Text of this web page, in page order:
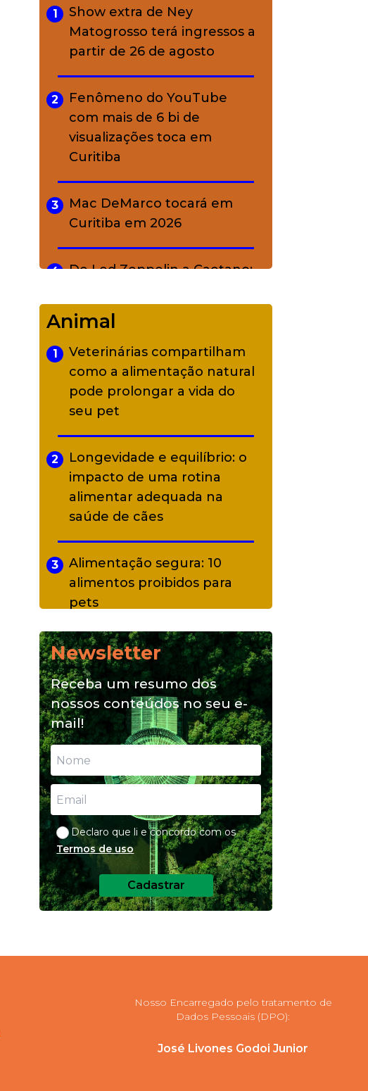
A ciência por trás da
skincare: a função de cada
ativo
1
Show extra de Ney
Matogrosso terá ingressos a
partir de 26 de agosto
2
Fenômeno do YouTube
com mais de 6 bi de
visualizações toca em
Curitiba
3
Mac DeMarco tocará em
Curitiba em 2026
4
De Led Zeppelin a Caetano:
diverso a partir de R$ 17
5
Adriana Calcanhotto retoma
alter ego infantil para show
em Curitiba
Animal
1
Veterinárias compartilham
como a alimentação natural
pode prolongar a vida do
seu pet
2
Longevidade e equilíbrio: o
impacto de uma rotina
alimentar adequada na
saúde de cães
3
Alimentação segura: 10
alimentos proibidos para
pets
4
Alimentação natural e mix
feeding: conheça essas
opções para nutrição do seu
pet
Newsletter
Receba um resumo dos
nossos conteúdos no seu e-
mail!
Declaro que li e concordo com os
Termos de uso
Cadastrar
Nosso Encarregado pelo tratamento de
Dados Pessoais (DPO):
José Livones Godoi Junior